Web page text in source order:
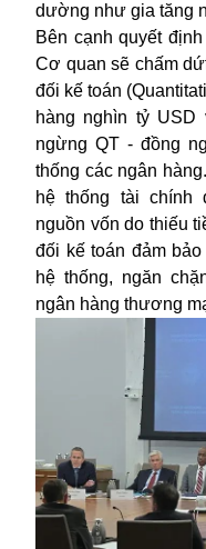
dường như gia tăng
Bên cạnh quyết
Cơ quan sẽ chấm
đối kế toán
hàng nghìn tỷ USD
ngừng QT - đồng
thống các ngân
hệ thống tài chính
nguồn vốn do thiếu
đối kế toán đảm
hệ thống, ngăn
ngân hàng thương